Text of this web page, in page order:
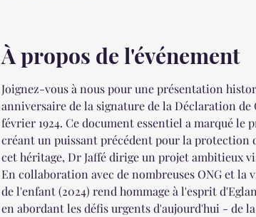
À propos de l'événement
Joignez-vous à nous pour une présentation
anniversaire de la signature de la Déclaration de
février 1924. Ce document essentiel a marqué
créant un puissant précédent pour la protection
cet héritage, Dr Jaffé dirige un projet ambitieux
En collaboration avec de nombreuses ONG et
de l'enfant (2024) rend hommage à l'esprit
en abordant les défis urgents d'aujourd'hui - de